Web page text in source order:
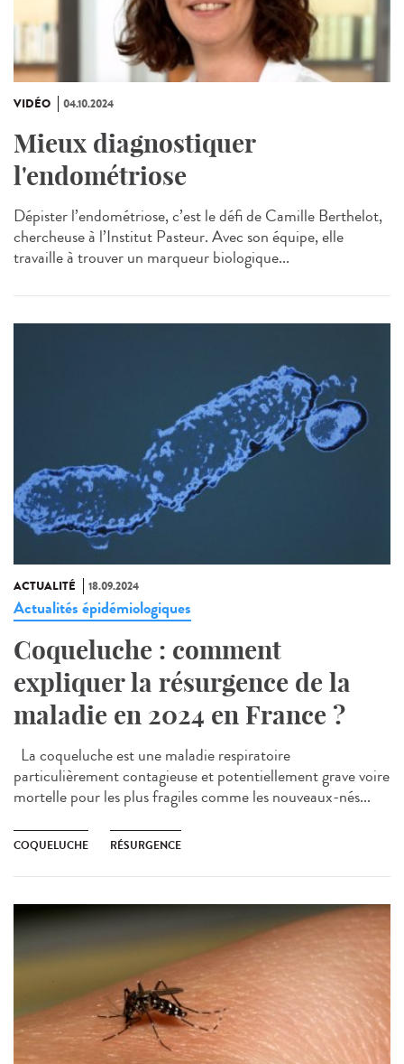
VIDÉO 04.10.2024
Mieux diagnostiquer
l'endométriose
Dépister l’endométriose, c’est le défi de Camille Berthelot,
chercheuse à l’Institut Pasteur. Avec son équipe, elle
travaille à trouver un marqueur biologique...
ACTUALITÉ 18.09.2024
Actualités épidémiologiques
Coqueluche : comment
expliquer la résurgence de la
maladie en 2024 en France ?
La coqueluche est une maladie respiratoire
particulièrement contagieuse et potentiellement grave voire
mortelle pour les plus fragiles comme les nouveaux-nés...
COQUELUCHE RÉSURGENCE